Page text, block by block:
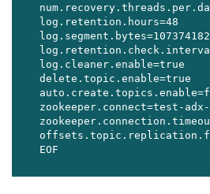
log.retention.hours=48
log.cleaner.enable=true
delete.topic.enable=true
zookeeper.connect=test-adx-
EOF